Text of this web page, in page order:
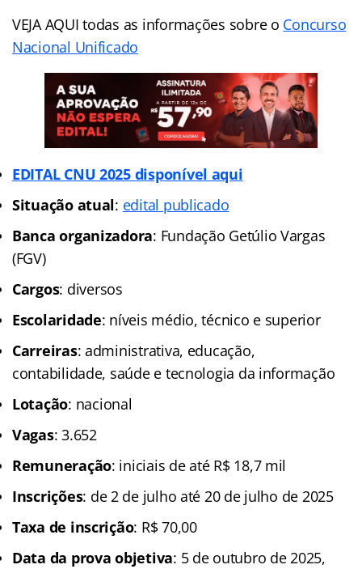
VEJA AQUI todas as informações sobre o Concurso
Nacional Unificado
EDITAL CNU 2025 disponível aqui
Situação atual: edital publicado
Banca organizadora: Fundação Getúlio Vargas
(FGV)
Cargos: diversos
Escolaridade: níveis médio, técnico e superior
Carreiras: administrativa, educação,
contabilidade, saúde e tecnologia da informação
Lotação: nacional
Vagas: 3.652
Remuneração: iniciais de até R$ 18,7 mil
Inscrições: de 2 de julho até 20 de julho de 2025
Taxa de inscrição: R$ 70,00
Data da prova objetiva: 5 de outubro de 2025,